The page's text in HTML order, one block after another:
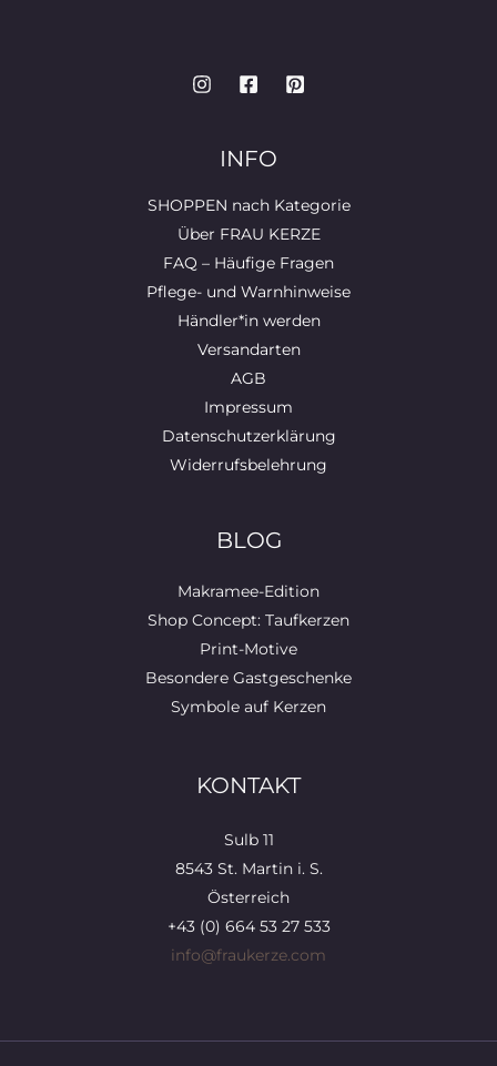
INFO
SHOPPEN nach Kategorie
Über FRAU KERZE
FAQ – Häufige Fragen
Pflege- und Warnhinweise
Händler*in werden
Versandarten
AGB
Impressum
Datenschutzerklärung
Widerrufsbelehrung
BLOG
Makramee-Edition
Shop Concept: Taufkerzen
Print-Motive
Besondere Gastgeschenke
Symbole auf Kerzen
KONTAKT
Sulb 11
8543 St. Martin i. S.
Österreich
+43 (0) 664 53 27 533
info@fraukerze.com